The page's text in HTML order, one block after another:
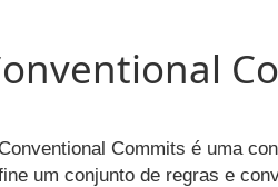
Commits é uma
um conjunto de regras e